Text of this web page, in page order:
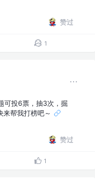
赞过
1
可投6票，抽3次，掘
帮我打榜吧～
赞过
1